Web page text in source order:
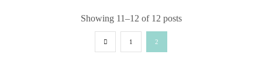
Showing 11–12 of 12 posts
1 2